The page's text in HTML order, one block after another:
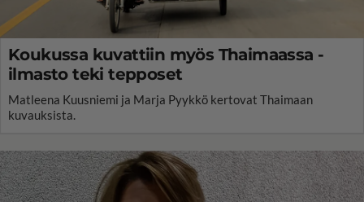
Koukussa kuvattiin myös Thaimaassa -
ilmasto teki tepposet
Matleena Kuusniemi ja Marja Pyykkö kertovat Thaimaan
kuvauksista.